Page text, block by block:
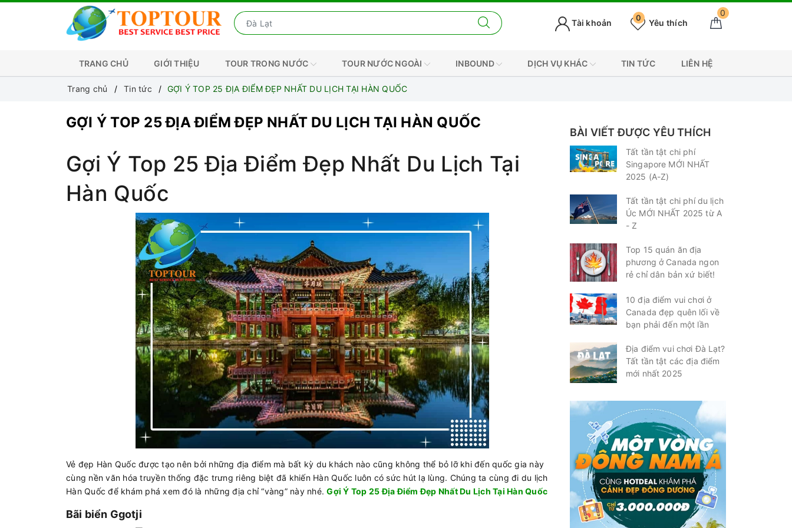
0
Yêu thích
0
Tài khoản
TRANG CHỦ GIỚI THIỆU TOUR TRONG NƯỚC TOUR NƯỚC NGOÀI INBOUND DỊCH VỤ KHÁC TIN TỨC LIÊN HỆ
Trang chủ Tin tức GỢI Ý TOP 25 ĐỊA ĐIỂM ĐẸP NHẤT DU LỊCH TẠI HÀN QUỐC
GỢI Ý TOP 25 ĐỊA ĐIỂM ĐẸP NHẤT DU LỊCH TẠI HÀN QUỐC
Gợi Ý Top 25 Địa Điểm Đẹp Nhất Du Lịch Tại
Hàn Quốc
Vẻ đẹp Hàn Quốc được tạo nên bởi những địa điểm mà bất kỳ du khách nào cũng không thể bỏ lỡ khi đến quốc gia này
cùng nền văn hóa truyền thống đặc trưng riêng biệt đã khiến Hàn Quốc luôn có sức hút lạ lùng. Chúng ta cùng đi du lịch
Hàn Quốc để khám phá xem đó là những địa chỉ “vàng” này nhé.Gợi Ý Top 25 Địa Điểm Đẹp Nhất Du Lịch Tại Hàn Quốc
Bãi biển Ggotji
BÀI VIẾT ĐƯỢC YÊU THÍCH
Tất tần tật chi phí
Singapore MỚI NHẤT
2025 (A-Z)
Tất tần tật chi phí du lịch
Úc MỚI NHẤT 2025 từ A
- Z
Top 15 quán ăn địa
phương ở Canada ngon
rẻ chỉ dân bản xứ biết!
10 địa điểm vui chơi ở
Canada đẹp quên lối về
bạn phải đến một lần
Địa điểm vui chơi Đà Lạt?
Tất tần tật các địa điểm
mới nhất 2025